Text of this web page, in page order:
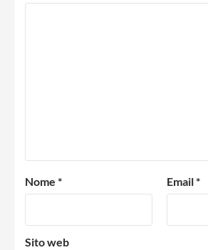
Nome * Email*
Sito web